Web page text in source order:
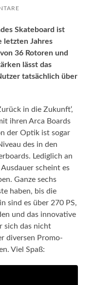
Skateboard ist
letzten Jahres
36 Rotoren und
lässt das
tatsächlich über
in die Zukunft‘,
ihren Arca Boards
der Optik ist sogar
des in den
Lediglich an
scheint es
Ganze sechs
haben, bis die
sind es über 270 PS,
und das innovative
sich das nicht
diversen Promo-
Viel Spaß: